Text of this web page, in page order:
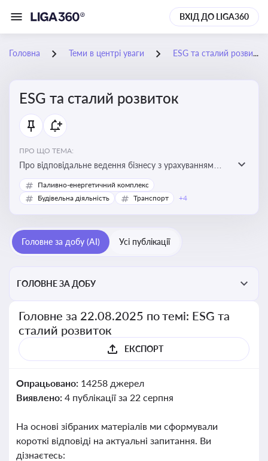
ВХІД ДО LIGA360
Головна Теми в центрі уваги ESG та сталий розвиток
ESG та сталий розвиток
ПРО ЩО ТЕМА:
Про відповідальне ведення бізнесу з урахуванням
екологічних, соціальних та управлінських факторів
для досягнення довгострокової сталості
Паливно-енергетичний комплекс
Будівельна діяльність
Транспорт +4
Головне за добу (AI) Усі публікації
ГОЛОВНЕ ЗА ДОБУ
Головне за 22.08.2025 по темі: ESG та
сталий розвиток
ЕКСПОРТ
Опрацьовано: 14258 джерел
Виявлено: 4 публікації за 22 серпня
На основі зібраних матеріалів ми сформували
короткі відповіді на актуальні запитання. Ви
дізнаєтесь: